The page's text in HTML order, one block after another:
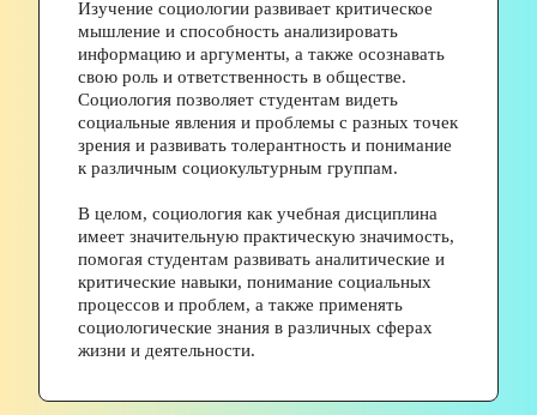
Изучение социологии развивает критическое
мышление и способность анализировать
информацию и аргументы, а также осознавать
свою роль и ответственность в обществе.
Социология позволяет студентам видеть
социальные явления и проблемы с разных точек
зрения и развивать толерантность и понимание
к различным социокультурным группам.
В целом, социология как учебная дисциплина
имеет значительную практическую значимость,
помогая студентам развивать аналитические и
критические навыки, понимание социальных
процессов и проблем, а также применять
социологические знания в различных сферах
жизни и деятельности.